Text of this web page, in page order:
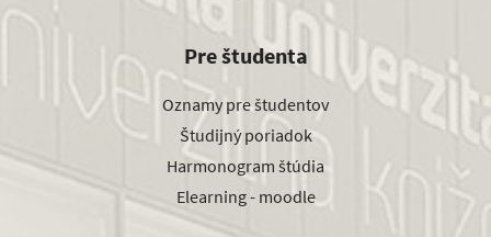
Pre študenta
Oznamy pre študentov
Študijný poriadok
Harmonogram štúdia
Elearning - moodle